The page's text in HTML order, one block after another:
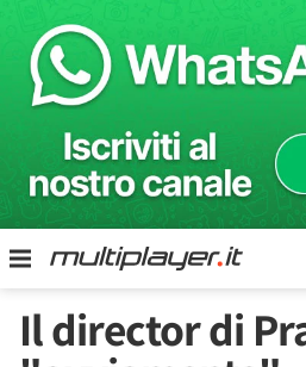
Il director di